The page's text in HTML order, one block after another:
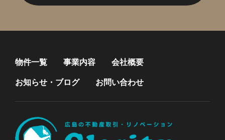
物件一覧 事業内容 会社概要
お知らせ・ブログ お問い合わせ